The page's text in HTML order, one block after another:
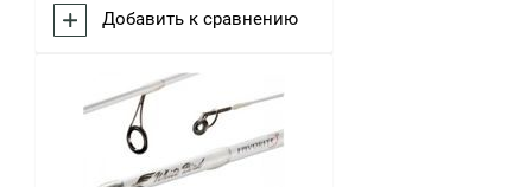
Добавить к сравнению